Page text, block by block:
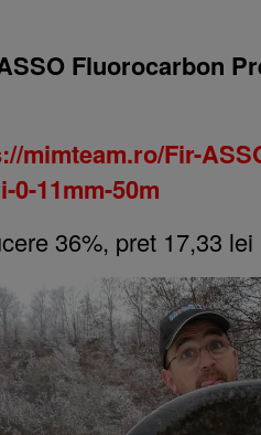
Fluorocarbon
mimteam.ro/Fir-
0-11mm-50m
36%, pret 17,33 lei